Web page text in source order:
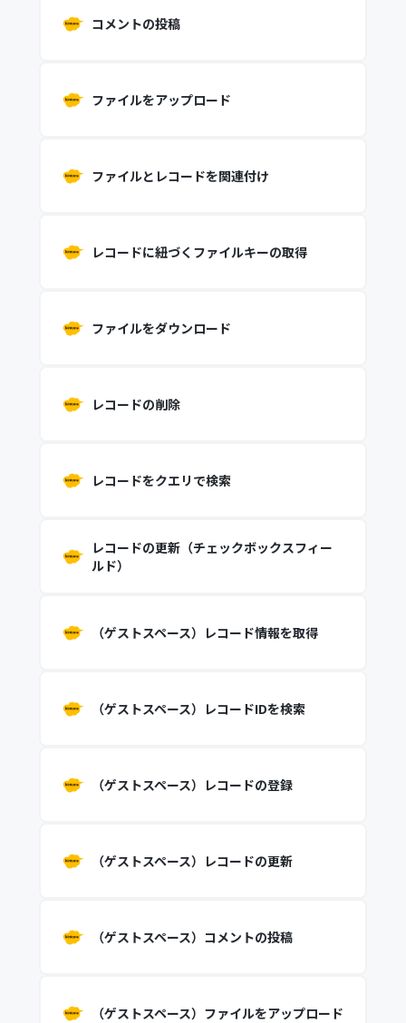
コメントの投稿
ファイルをアップロード
ファイルとレコードを関連付け
レコードに紐づくファイルキーの取得
ファイルをダウンロード
レコードの削除
レコードをクエリで検索
レコードの更新（チェックボックスフィー
ルド）
（ゲストスペース）レコード情報を取得
（ゲストスペース）レコードIDを検索
（ゲストスペース）レコードの登録
（ゲストスペース）レコードの更新
（ゲストスペース）コメントの投稿
（ゲストスペース）ファイルをアップロード